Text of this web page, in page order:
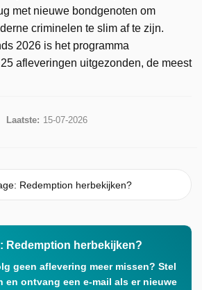
met nieuwe bondgenoten om
criminelen te slim af te zijn.
2026 is het programma
afleveringen uitgezonden, de meest
Laatste: 15-07-2026
Redemption herbekijken?
Redemption herbekijken?
geen aflevering meer missen? Stel
en ontvang een e-mail als er nieuwe